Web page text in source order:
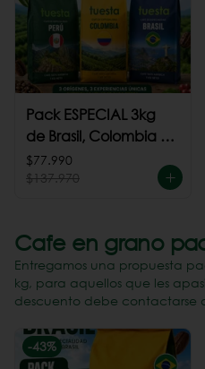
Pack ESPECIAL 3kg
de Brasil, Colombia +
Perú
$77.990
$137.970
Cafe en grano
Entregamos una propuesta
kg, para aquellos que les
descuento debe contactarse
-43%